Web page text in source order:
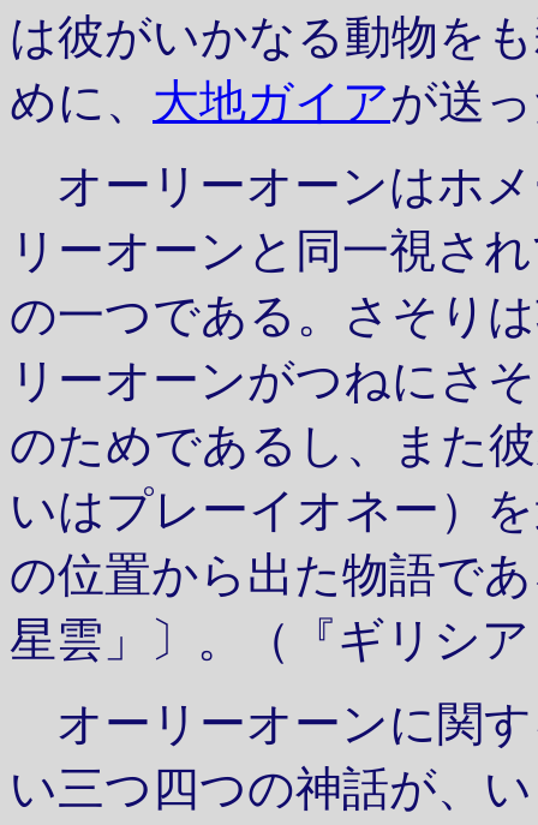
は彼がいかなる動物を
めに、 大地ガイアが送
オーリーオーンはホ
リーオーンと同一視さ
の一つである。さそり
リーオーンがつねにさ
のためであるし、また
いはプレーイオネー）
の位置から出た物語で
星雲」〕。（『ギリシ
オーリーオーンに関
い三つ四つの神話が、